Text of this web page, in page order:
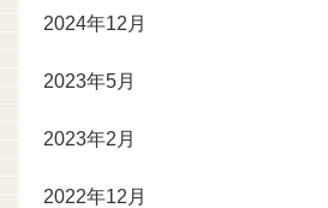
2024年12月
2023年5月
2023年2月
2022年12月